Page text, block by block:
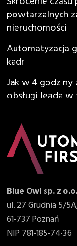
powtarzalnych
nieruchomości
Automatyzacja
kadr
Jak w 4
obsługi leada
Blue Owl sp. z o.o.
ul. 27 Grudnia 5/5A,
61-737 Poznań
NIP 781-185-74-36